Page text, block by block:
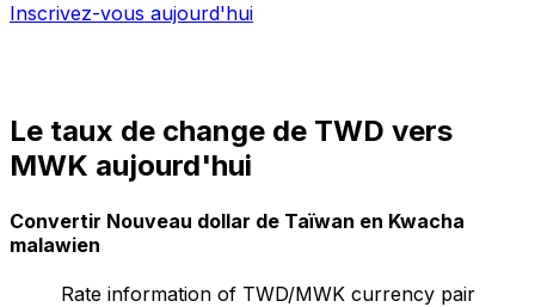
Inscrivez-vous aujourd'hui
Le taux de change de TWD vers
MWK aujourd'hui
Convertir Nouveau dollar de Taïwan en Kwacha
malawien
Rate information of TWD/MWK currency pair